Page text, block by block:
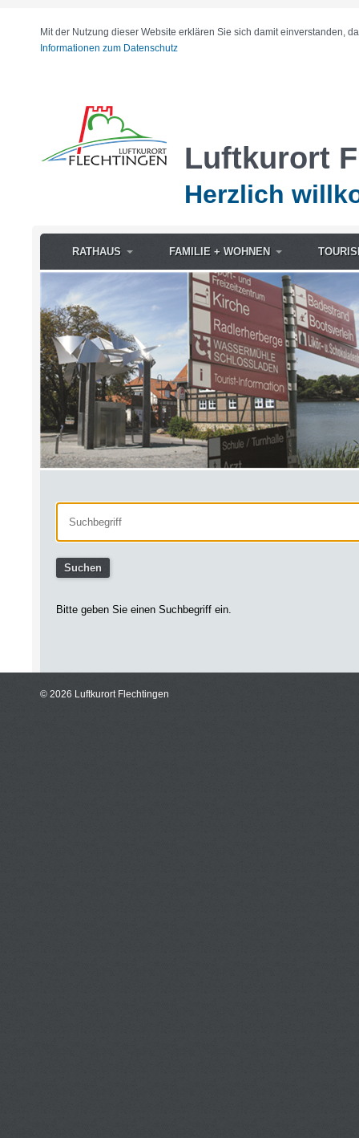
Mit der Nutzung dieser Website erklären Sie sich damit einverstanden,
Informationen zum Datenschutz
Luftkurort
Herzlich
RATHAUS FAMILIE + WOHNEN
Bitte geben Sie einen Suchbegriff ein.
© 2026 Luftkurort Flechtingen